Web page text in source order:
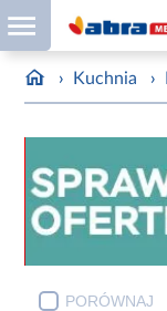
› Kuchnia ›
PORÓWNAJ